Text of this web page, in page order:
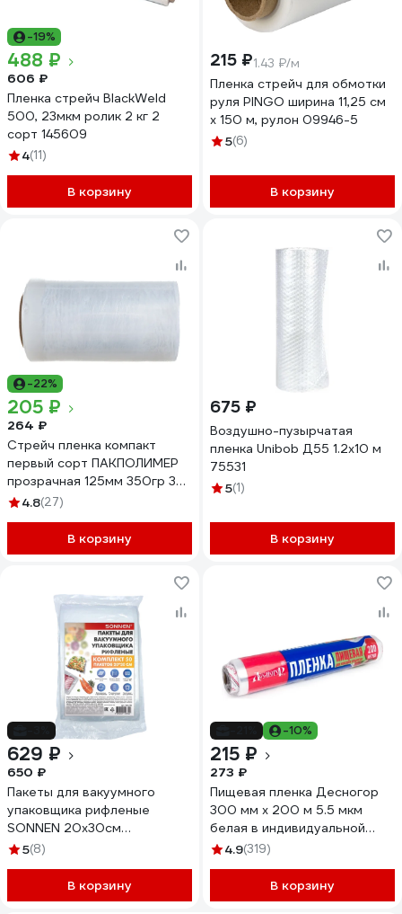
-19%
488 ₽
606 ₽
Пленка стрейч BlackWeld
500, 23мкм ролик 2 кг 2
сорт 145609
4(11)
В корзину
215 ₽1.43 ₽/м
Пленка стрейч для обмотки
руля PINGO ширина 11,25 см
х 150 м, рулон 09946-5
5(6)
В корзину
-22%
205 ₽
264 ₽
Стрейч пленка компакт
первый сорт ПАКПОЛИМЕР
прозрачная 125мм 350гр 38
20мкм
4.8(27)
В корзину
675 ₽
Воздушно-пузырчатая
пленка Unibob Д55 1.2x10 м
75531
5(1)
В корзину
629 ₽
650 ₽
Пакеты для вакуумного
упаковщика рифленые
SONNEN 20x30см
КОМПЛЕКТ 50шт,,
5(8)
В корзину
-10%
215 ₽
273 ₽
Пищевая пленка Десногор
300 мм х 200 м 5.5 мкм
белая в индивидуальной
упаковке 210-033
4.9(319)
В корзину